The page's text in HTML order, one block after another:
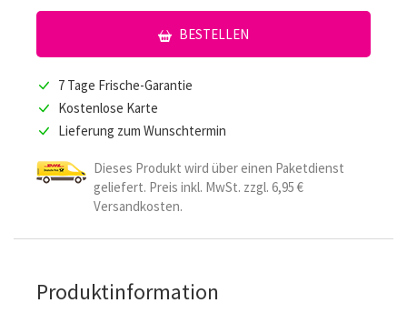
BESTELLEN
7 Tage Frische-Garantie
Kostenlose Karte
Lieferung zum Wunschtermin
Dieses Produkt wird über einen Paketdienst
geliefert. Preis inkl. MwSt. zzgl. 6,95 €
Versandkosten.
Produktinformation